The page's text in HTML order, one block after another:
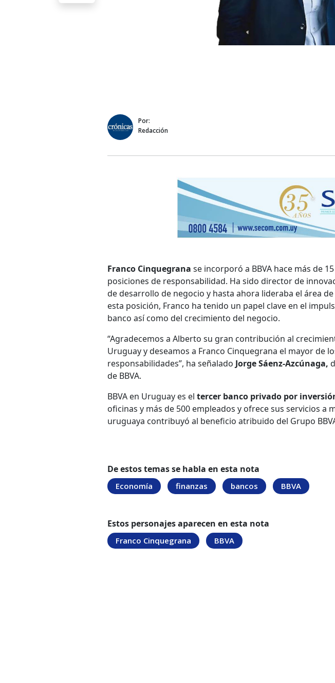
Por:
Redacción
Franco Cinquegrana se incorporó a BBVA hace más de
posiciones de responsabilidad. Ha sido director de
de desarrollo de negocio y hasta ahora lideraba el área de
esta posición, Franco ha tenido un papel clave en el
banco así como del crecimiento del negocio.
“Agradecemos a Alberto su gran contribución al
Uruguay y deseamos a Franco Cinquegrana el mayor de
responsabilidades”, ha señalado Jorge Sáenz-Azcúnaga,
de BBVA.
BBVA en Uruguay es el tercer banco privado por
oficinas y más de 500 empleados y ofrece sus servicios a
uruguaya contribuyó al beneficio atribuido del Grupo
De estos temas se habla en esta nota
Economía finanzas bancos BBVA
Estos personajes aparecen en esta nota
Franco Cinquegrana BBVA